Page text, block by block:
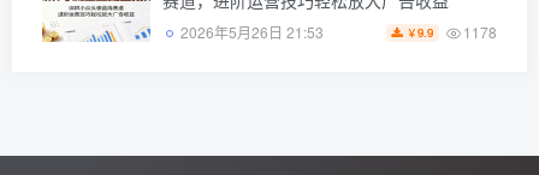
2026年5月26日 21:53 ￥9.9 1178